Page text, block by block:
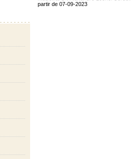
partir de 07-09-2023